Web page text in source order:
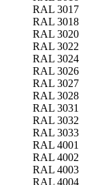
RAL 3017
RAL 3018
RAL 3020
RAL 3022
RAL 3024
RAL 3026
RAL 3027
RAL 3028
RAL 3031
RAL 3032
RAL 3033
RAL 4001
RAL 4002
RAL 4003
RAL 4004